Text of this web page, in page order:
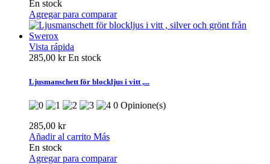
En stock
Agregar para comparar
Vista rápida
285,00 krEn stock
Ljusmanschett för blockljus i vitt ,...
0 Opinione(s)
285,00 kr
Añadir al carrito Más
En stock
Agregar para comparar